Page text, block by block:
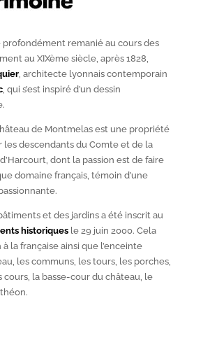
profondément remanié au cours des
au XIXèmesiècle, après 1828,
, architecte lyonnais contemporain
, qui s’est inspiré d’un dessin
de Montmelas est une propriété
les descendants du Comte et de la
dont la passion est de faire
domaine français, témoin d’une
et des jardins a été inscrit au
historiquesle 29 juin 2000. Cela
la française ainsi que l’enceinte
les communs, les tours, les porches,
cours, la basse-cour du château, le